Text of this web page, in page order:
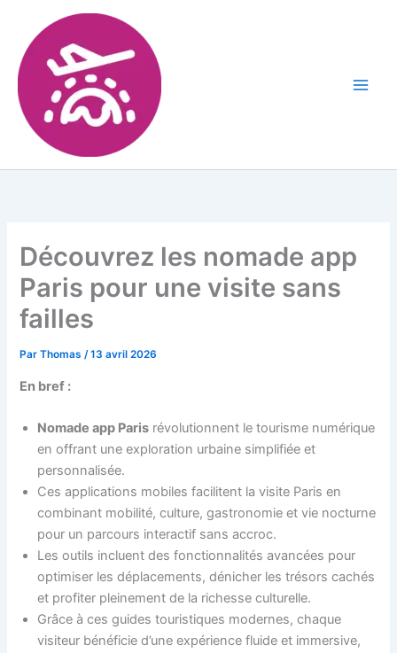
Découvrez les nomade app
Paris pour une visite sans
failles
ParThomas/13 avril 2026
En bref :
Nomade app Paris révolutionnent le tourisme numérique
en offrant une exploration urbaine simplifiée et
personnalisée.
Ces applications mobiles facilitent la visite Paris en
combinant mobilité, culture, gastronomie et vie nocturne
pour un parcours interactif sans accroc.
Les outils incluent des fonctionnalités avancées pour
optimiser les déplacements, dénicher les trésors cachés
et profiter pleinement de la richesse culturelle.
Grâce à ces guides touristiques modernes, chaque
visiteur bénéficie d’une expérience fluide et immersive,